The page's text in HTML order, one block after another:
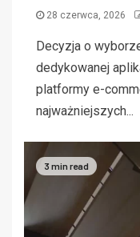
28 czerwca, 2026
Decyzja o
dedykowanej
platformy e-
najważniejszych...
3 min read